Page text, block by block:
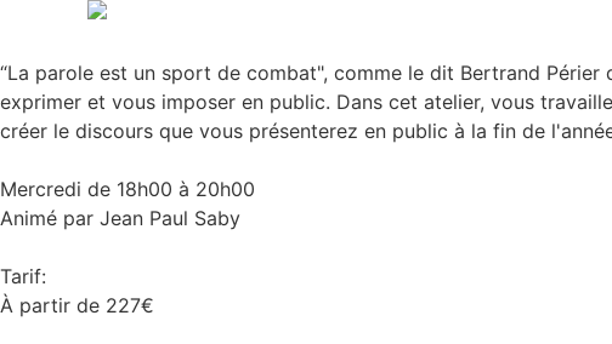
“La parole est un sport de combat", comme le dit Bertrand
exprimer et vous imposer en public. Dans cet atelier, vous
créer le discours que vous présenterez en public à la fin de
Mercredi de 18h00 à 20h00
Animé par Jean Paul Saby
Tarif:
À partir de 227€